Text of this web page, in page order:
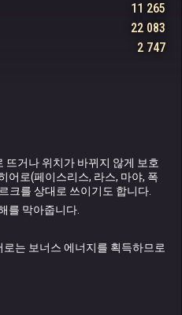
관의 면전에 외쳤
은 라그니의 눈에
. 시험관이 고개를
기도 전에, 물 원
역시 환호성을 내질
수 없는 희열이 흘
열망하던 안드바리
수 없었습니다. 뛰
, 원소 정령의 역사
체와 강철의 의지를
11 265
22 083
2 747
뜨거나 위치가 바뀌지 않게 보호
어로(페이스리스, 라스, 마야, 폭
크를 상대로 쓰이기도 합니다.
를 막아줍니다.
는 보너스 에너지를 획득하므로